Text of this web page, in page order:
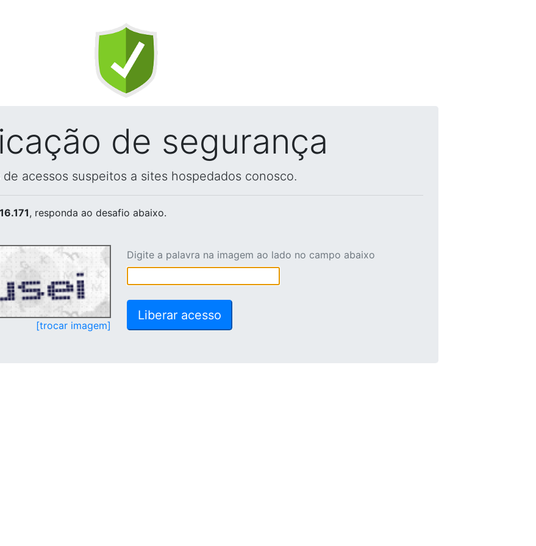
de segurança
acessos suspeitos a sites hospedados conosco.
, responda ao desafio abaixo.
[trocar imagem]
Digite a palavra na imagem ao lado no campo abaixo